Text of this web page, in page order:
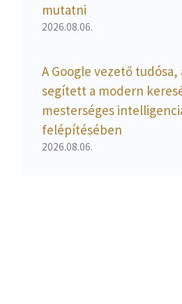
mutatni
2026.08.06.
A Google vezető tudósa,
segített a modern
mesterséges
felépítésében
2026.08.06.